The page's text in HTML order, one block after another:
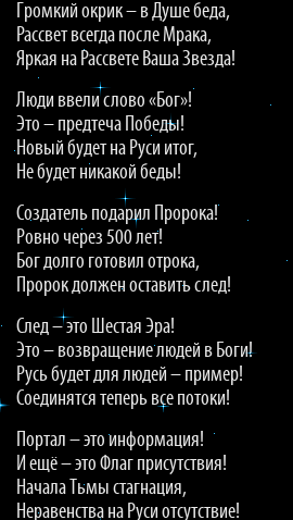
Громкий окрик – в Душе беда,
Рассвет всегда после Мрака,
Яркая на Рассвете Ваша Звезда!
Люди ввели слово «Бог»!
Это – предтеча Победы!
Новый будет на Руси итог,
Не будет никакой беды!
Создатель подарил Пророка!
Ровно через 500 лет!
Бог долго готовил отрока,
Пророк должен оставить след!
След – это Шестая Эра!
Это – возвращение людей в Боги!
Русь будет для людей – пример!
Соединятся теперь все потоки!
Портал – это информация!
И ещё – это Флаг присутствия!
Начала Тьмы стагнация,
Неравенства на Руси отсутствие!